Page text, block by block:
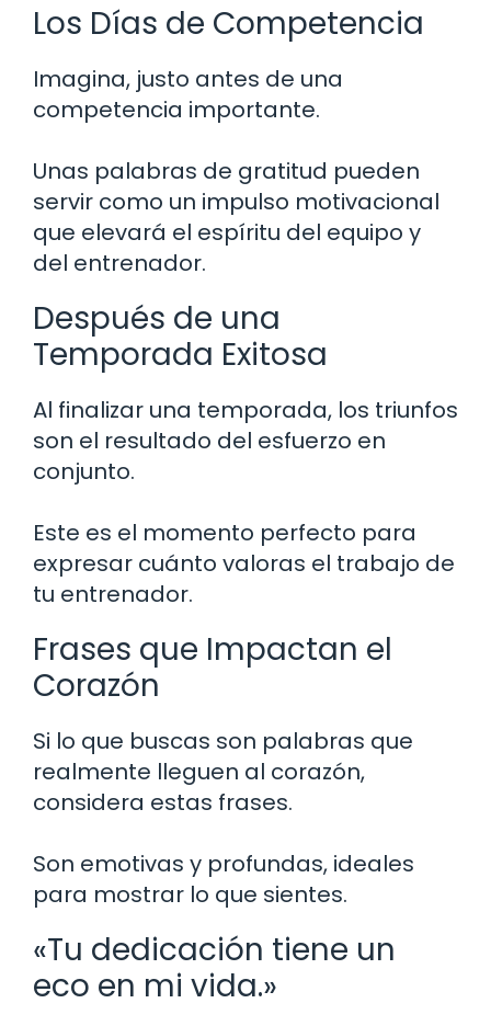
Los Días de Competencia
Imagina, justo antes de una
competencia importante.
Unas palabras de gratitud pueden
servir como un impulso motivacional
que elevará el espíritu del equipo y
del entrenador.
Después de una
Temporada Exitosa
Al finalizar una temporada, los triunfos
son el resultado del esfuerzo en
conjunto.
Este es el momento perfecto para
expresar cuánto valoras el trabajo de
tu entrenador.
Frases que Impactan el
Corazón
Si lo que buscas son palabras que
realmente lleguen al corazón,
considera estas frases.
Son emotivas y profundas, ideales
para mostrar lo que sientes.
«Tu dedicación tiene un
eco en mi vida.»